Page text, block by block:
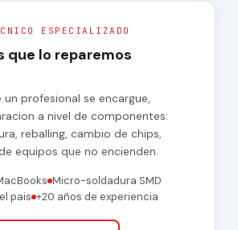
ESPECIALIZADO
que lo reparemos
un profesional se encargue,
a nivel de componentes:
reballing, cambio de chips,
equipos que no encienden.
Micro-soldadura SMD
pais +20 años de experiencia